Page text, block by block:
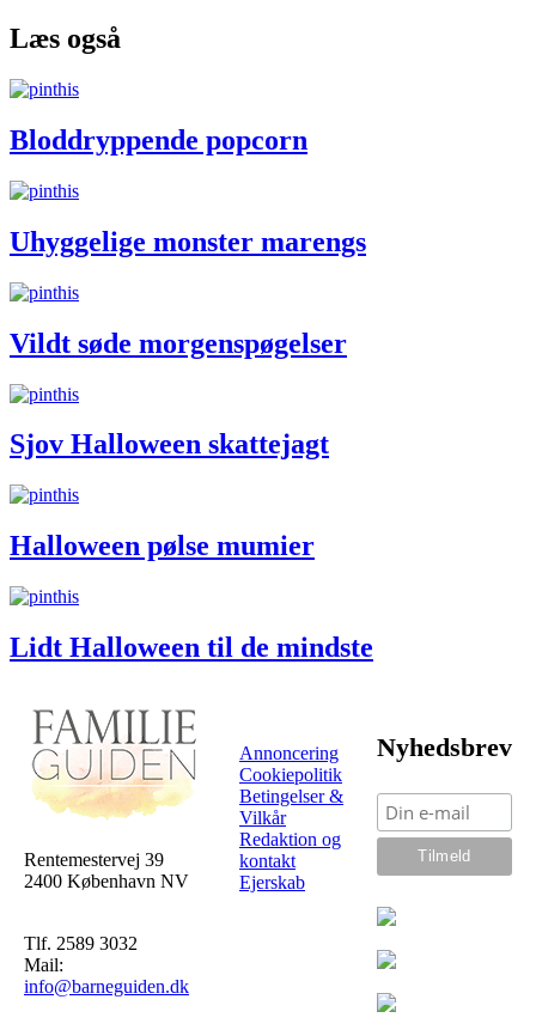
Læs også
Bloddryppende popcorn
Uhyggelige monster marengs
Vildt søde morgenspøgelser
Sjov Halloween skattejagt
Halloween pølse mumier
Lidt Halloween til de mindste
Rentemestervej 39
2400 København NV
Tlf. 2589 3032
Mail:
info@barneguiden.dk
Annoncering
Cookiepolitik
Betingelser &
Vilkår
Redaktion og
kontakt
Ejerskab
Nyhedsbrev